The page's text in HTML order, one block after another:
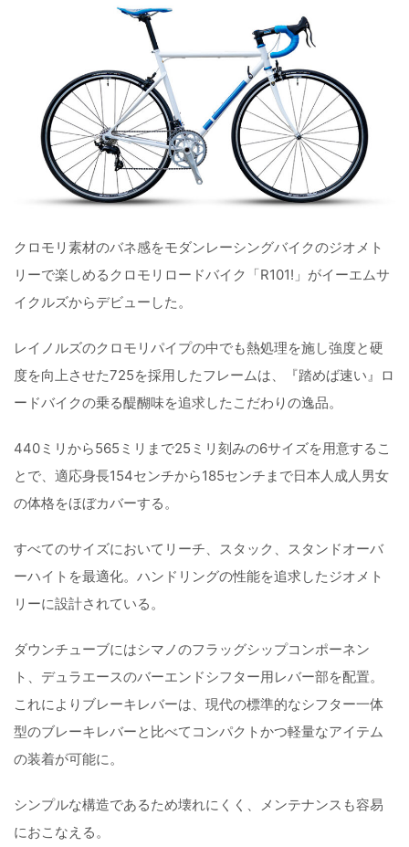
クロモリ素材のバネ感をモダンレーシングバイクのジオメト
リーで楽しめるクロモリロードバイク「R101!」がイーエムサ
イクルズからデビューした。
レイノルズのクロモリパイプの中でも熱処理を施し強度と硬
度を向上させた725を採用したフレームは、『踏めば速い』ロ
ードバイクの乗る醍醐味を追求したこだわりの逸品。
440ミリから565ミリまで25ミリ刻みの6サイズを用意するこ
とで、適応身長154センチから185センチまで日本人成人男女
の体格をほぼカバーする。
すべてのサイズにおいてリーチ、スタック、スタンドオーバ
ーハイトを最適化。ハンドリングの性能を追求したジオメト
リーに設計されている。
ダウンチューブにはシマノのフラッグシップコンポーネン
ト、デュラエースのバーエンドシフター用レバー部を配置。
これによりブレーキレバーは、現代の標準的なシフター一体
型のブレーキレバーと比べてコンパクトかつ軽量なアイテム
の装着が可能に。
シンプルな構造であるため壊れにくく、メンテナンスも容易
におこなえる。